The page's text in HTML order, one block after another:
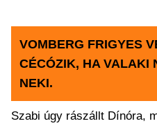
VOMBERG FRIGYES
CÉCÓZIK, HA VALAKI
NEKI.
Szabi úgy rászállt Dínóra,